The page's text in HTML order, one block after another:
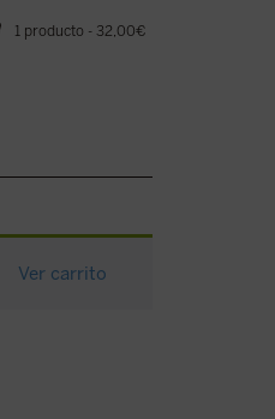
1 producto 32,00€
Ver carrito